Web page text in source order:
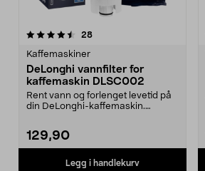
28anmeldelser
Kaffemaskiner
DeLonghi vannfilter for
kaffemaskin DLSC002
Rent vann og forlenget levetid på
din DeLonghi-kaffemaskin.
129,90
Legg i handlekurv
4.5av 5 stjerner